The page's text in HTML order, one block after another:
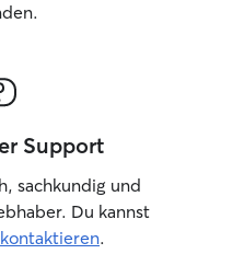
Support
sachkundig und
Du kannst
kontaktieren.